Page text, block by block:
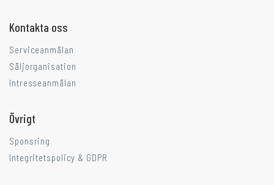
Kontakta oss
Serviceanmälan
Säljorganisation
Intresseanmälan
Övrigt
Sponsring
Integritetspolicy & GDPR